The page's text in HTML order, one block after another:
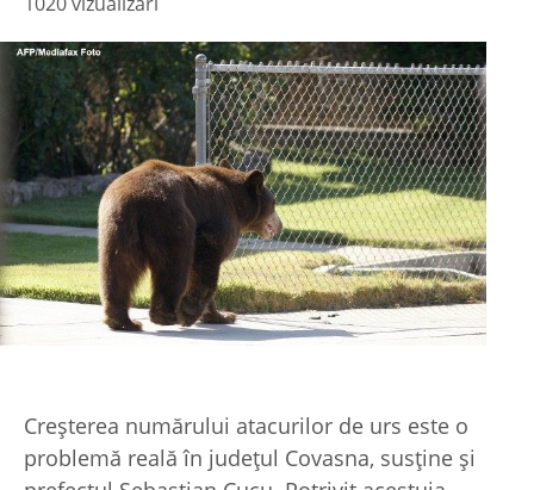
Creşterea numărului atacurilor de urs este o
problemă reală în judeţul Covasna, susţine şi